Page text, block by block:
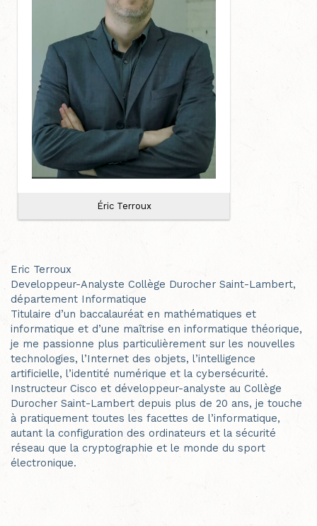
Éric Terroux
Eric Terroux
Developpeur-Analyste Collège Durocher Saint-Lambert,
département Informatique
Titulaire d’un baccalauréat en mathématiques et
informatique et d’une maîtrise en informatique théorique,
je me passionne plus particulièrement sur les nouvelles
technologies, l’Internet des objets, l’intelligence
artificielle, l’identité numérique et la cybersécurité.
Instructeur Cisco et développeur-analyste au Collège
Durocher Saint-Lambert depuis plus de 20 ans, je touche
à pratiquement toutes les facettes de l’informatique,
autant la configuration des ordinateurs et la sécurité
réseau que la cryptographie et le monde du sport
électronique.